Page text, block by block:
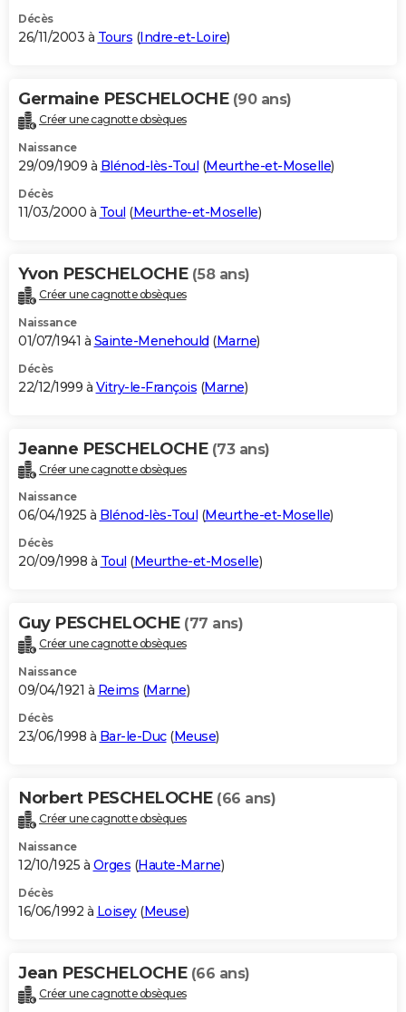
Décès
26/11/2003 à Tours (Indre-et-Loire)
Germaine PESCHELOCHE (90 ans)
Créer une cagnotte obsèques
Naissance
29/09/1909 à Blénod-lès-Toul (Meurthe-et-Moselle)
Décès
11/03/2000 à Toul (Meurthe-et-Moselle)
Yvon PESCHELOCHE (58 ans)
Créer une cagnotte obsèques
Naissance
01/07/1941 à Sainte-Menehould (Marne)
Décès
22/12/1999 à Vitry-le-François (Marne)
Jeanne PESCHELOCHE (73 ans)
Créer une cagnotte obsèques
Naissance
06/04/1925 à Blénod-lès-Toul (Meurthe-et-Moselle)
Décès
20/09/1998 à Toul (Meurthe-et-Moselle)
Guy PESCHELOCHE (77 ans)
Créer une cagnotte obsèques
Naissance
09/04/1921 à Reims (Marne)
Décès
23/06/1998 à Bar-le-Duc(Meuse)
Norbert PESCHELOCHE (66 ans)
Créer une cagnotte obsèques
Naissance
12/10/1925 à Orges (Haute-Marne)
Décès
16/06/1992 à Loisey(Meuse)
Jean PESCHELOCHE (66 ans)
Créer une cagnotte obsèques